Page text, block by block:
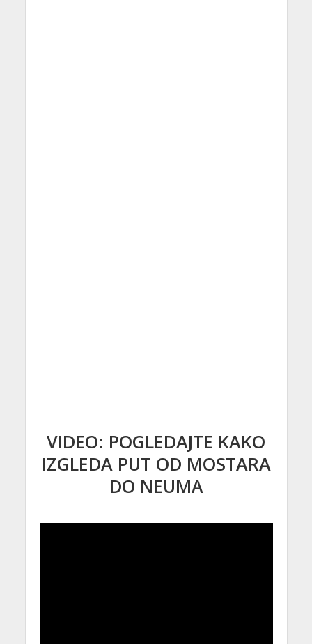
VIDEO: POGLEDAJTE KAKO
IZGLEDA PUT OD MOSTARA
DO NEUMA